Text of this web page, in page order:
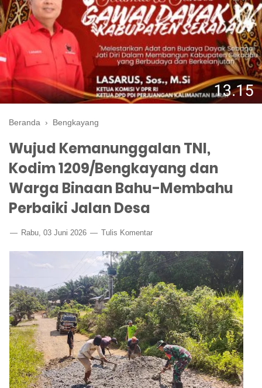
Beranda › Bengkayang
Wujud Kemanunggalan TNI,
Kodim 1209/Bengkayang dan
Warga Binaan Bahu-Membahu
Perbaiki Jalan Desa
Rabu, 03 Juni 2026 Tulis Komentar